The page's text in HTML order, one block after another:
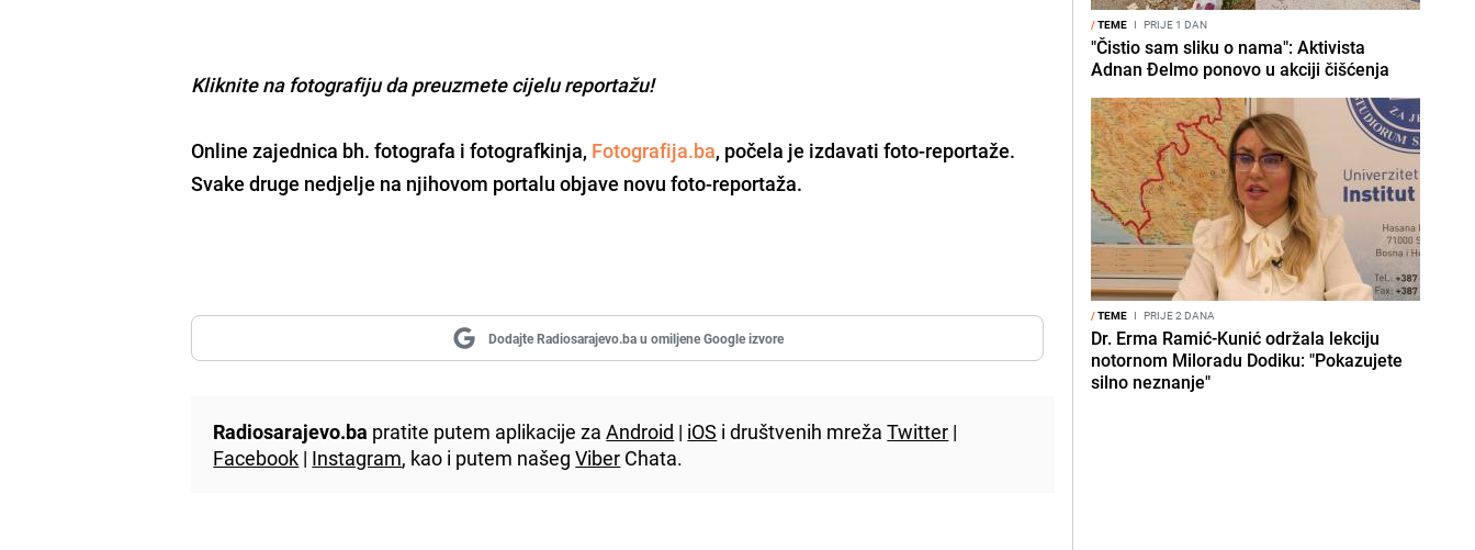
Kliknite na fotografiju da preuzmete cijelu reportažu!
Online zajednica bh. fotografa i fotografkinja, Fotografija.ba, počela je izdavati foto-reportaže.
Svake druge nedjelje na njihovom portalu objave novu foto-reportaža.
Dodajte Radiosarajevo.ba u omiljene Google izvore
Radiosarajevo.ba pratite putem aplikacije zaAndroid | iOS i društvenih mrežaTwitter |
Facebook | Instagram, kao i putem našegViber Chata.
/TEME I PRIJE 1 DAN
"Čistio sam sliku o nama": Aktivista
Adnan Đelmo ponovo u akciji čišćenja
/TEME I PRIJE 2 DANA
Dr. Erma Ramić-Kunić održala lekciju
notornom Miloradu Dodiku: "Pokazujete
silno neznanje"